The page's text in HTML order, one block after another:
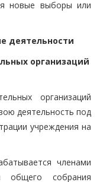
новые выборы или
деятельности
организаций
организаций
деятельность под
учреждения на
членами
собрания